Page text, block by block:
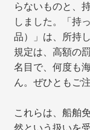
らないものと、
しました。「持
品）」は、所持
規定は、高額の
名目で、何度も
ん。ぜひともご
これらは、船舶
然という扱いを